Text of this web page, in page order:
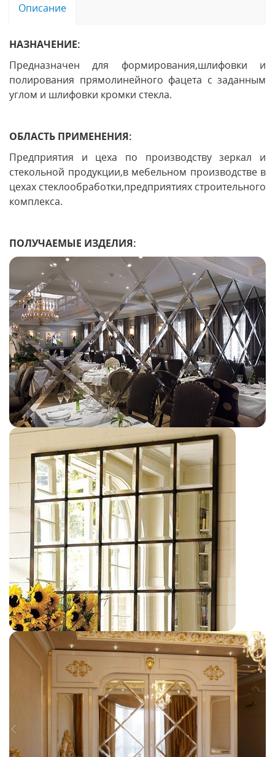
Описание
НАЗНАЧЕНИЕ:
Предназначен для формирования,шлифовки и
полирования прямолинейного фацета с заданным
углом и шлифовки кромки стекла.
ОБЛАСТЬ ПРИМЕНЕНИЯ:
Предприятия и цеха по производству зеркал и
стекольной продукции,в мебельном производстве в
цехах стеклообработки,предприятиях строительного
комплекса.
ПОЛУЧАЕМЫЕ ИЗДЕЛИЯ: